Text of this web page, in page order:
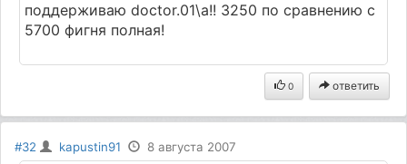
поддерживаю doctor.01\а!! 3250 по сравнению с
5700 фигня полная!
0 ответить
#32 kapustin91 8 августа 2007